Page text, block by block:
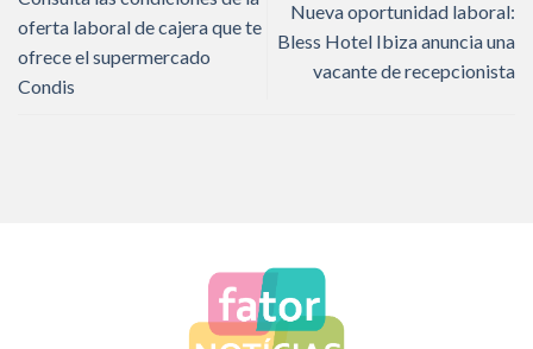
oferta laboral de cajera que te
ofrece el supermercado
Condis
Nueva oportunidad laboral:
Bless Hotel Ibiza anuncia una
vacante de recepcionista